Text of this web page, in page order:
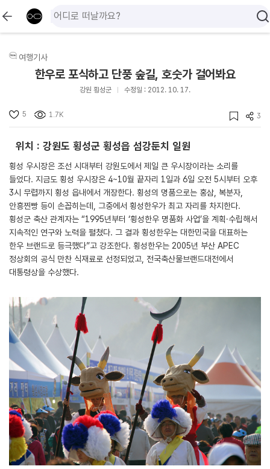
여행기사
한우로 포식하고 단풍 숲길, 호숫가 걸어봐요
강원 횡성군 수정일 : 2012. 10. 17.
5 1.7K 3
위치 : 강원도 횡성군 횡성읍 섬강둔치 일원
횡성 우시장은 조선 시대부터 강원도에서 제일 큰 우시장이라는 소리를
들었다. 지금도 횡성 우시장은 4~10월 끝자리 1일과 6일 오전 5시부터 오후
3시 무렵까지 횡성 읍내에서 개장한다. 횡성의 명품으로는 홍삼, 복분자,
안흥찐빵 등이 손꼽히는데, 그중에서 횡성한우가 최고 자리를 차지한다.
횡성군 축산 관계자는 “1995년부터 ‘횡성한우 명품화 사업’을 계획․수립해서
지속적인 연구와 노력을 펼쳤다. 그 결과 횡성한우는 대한민국을 대표하는
한우 브랜드로 등극했다”고 강조한다. 횡성한우는 2005년 부산 APEC
정상회의 공식 만찬 식재료로 선정되었고, 전국축산물브랜드대전에서
대통령상을 수상했다.